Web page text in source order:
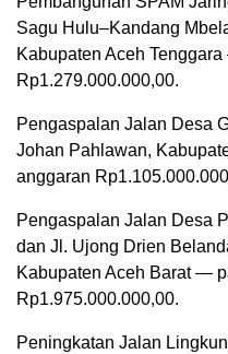
Sagu Hulu–Kandang
Kabupaten Aceh
Rp1.279.000.000,00.
Pengaspalan Jalan Desa
Johan Pahlawan,
anggaran
Pengaspalan Jalan Desa
dan Jl. Ujong Drien
Kabupaten Aceh Barat —
Rp1.975.000.000,00.
Peningkatan Jalan